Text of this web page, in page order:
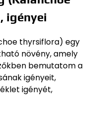
igényei
thyrsiflora) egy
növény, amely
bemutatom a
igényeit,
igényét,